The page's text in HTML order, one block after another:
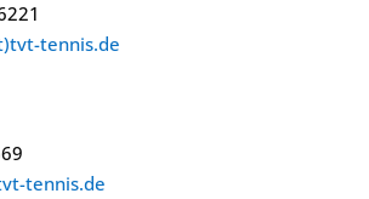
tennis.de
tennis.de